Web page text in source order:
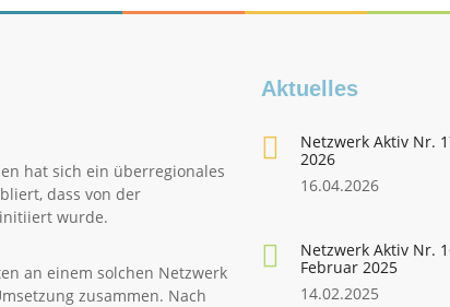
hat sich ein überregionales
dass von der
wurde.
an einem solchen Netzwerk
zusammen. Nach
Aktuelles
Netzwerk Aktiv Nr.
2026
16.04.2026
Netzwerk Aktiv Nr.
Februar 2025
14.02.2025